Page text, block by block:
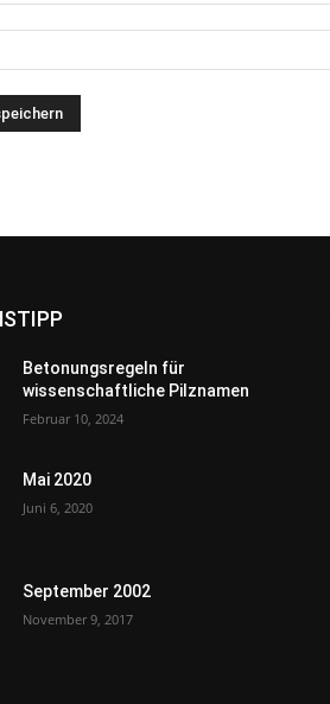
Betonungsregeln für
wissenschaftliche Pilznamen
Februar 10, 2024
Mai 2020
Juni 6, 2020
September 2002
November 9, 2017